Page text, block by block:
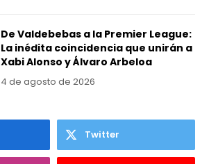
De Valdebebas a la Premier League:
La inédita coincidencia que unirán a
Xabi Alonso y Álvaro Arbeloa
4 de agosto de 2026
Twitter